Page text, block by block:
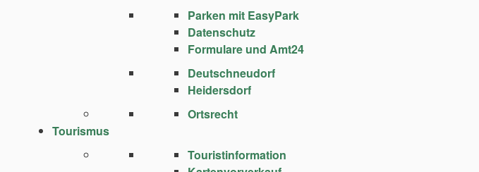
Parken mit EasyPark
Datenschutz
Formulare und Amt24
Deutschneudorf
Heidersdorf
Ortsrecht
Tourismus
Touristinformation